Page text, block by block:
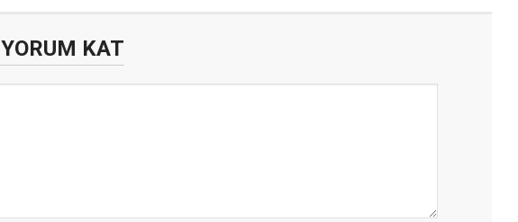
YORUM KAT